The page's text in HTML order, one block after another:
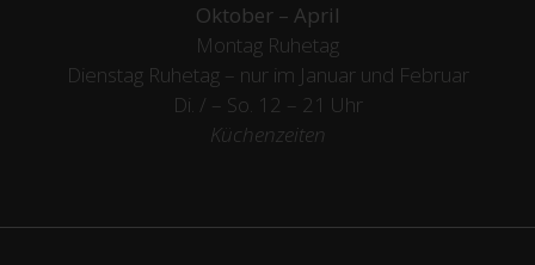
Oktober – April
Montag Ruhetag
Dienstag Ruhetag – nur im Januar und Februar
Di. / – So. 12 – 21 Uhr
Küchenzeiten